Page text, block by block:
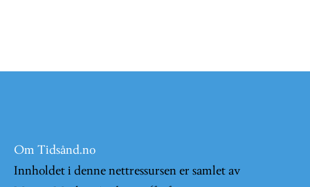
Om Tidsånd.no
Innholdet i denne nettressursen er samlet av